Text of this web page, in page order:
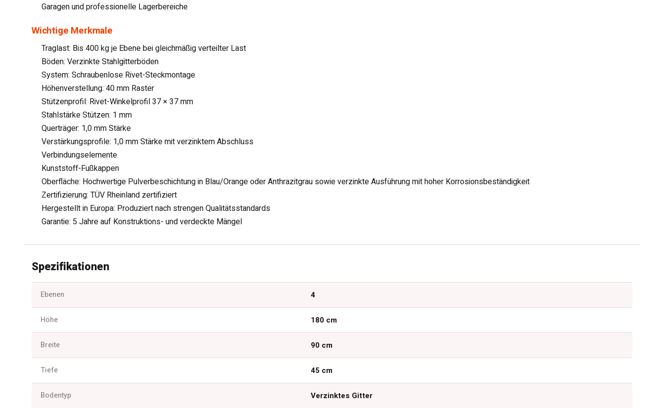
Garagen und professionelle Lagerbereiche
Wichtige Merkmale
Traglast: Bis 400 kg je Ebene bei gleichmäßig verteilter Last
Böden: Verzinkte Stahlgitterböden
System: Schraubenlose Rivet-Steckmontage
Höhenverstellung: 40 mm Raster
Stützenprofil: Rivet-Winkelprofil 37 × 37 mm
Stahlstärke Stützen: 1 mm
Querträger: 1,0 mm Stärke
Verstärkungsprofile: 1,0 mm Stärke mit verzinktem Abschluss
Verbindungselemente
Kunststoff-Fußkappen
Oberfläche: Hochwertige Pulverbeschichtung in Blau/Orange oder Anthrazitgrau sowie verzinkte Ausführung mit hoher Korrosionsbeständigkeit
Zertifizierung: TÜV Rheinland zertifiziert
Hergestellt in Europa: Produziert nach strengen Qualitätsstandards
Garantie: 5 Jahre auf Konstruktions- und verdeckte Mängel
Spezifikationen
Ebenen 4
Höhe 180 cm
Breite 90 cm
Tiefe 45 cm
Bodentyp Verzinktes Gitter